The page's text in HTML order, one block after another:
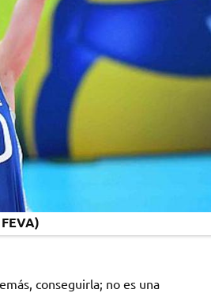
conseguirla; no es una